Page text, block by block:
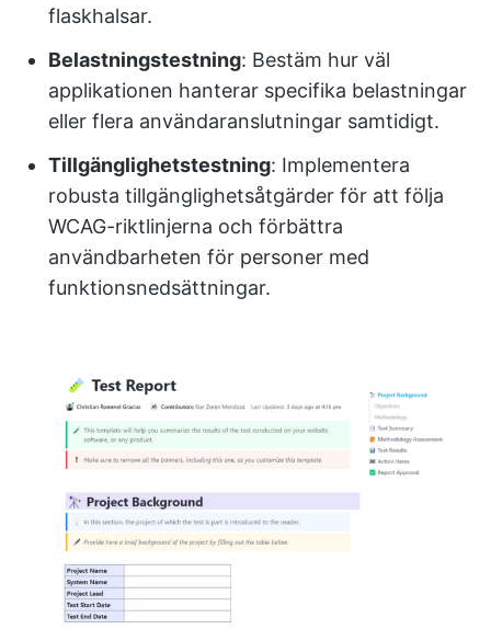
flaskhalsar.
Belastningstestning: Bestäm hur väl
applikationen hanterar specifika belastningar
eller flera användaranslutningar samtidigt.
Tillgänglighetstestning: Implementera
robusta tillgänglighetsåtgärder för att följa
WCAG-riktlinjerna och förbättra
användbarheten för personer med
funktionsnedsättningar.